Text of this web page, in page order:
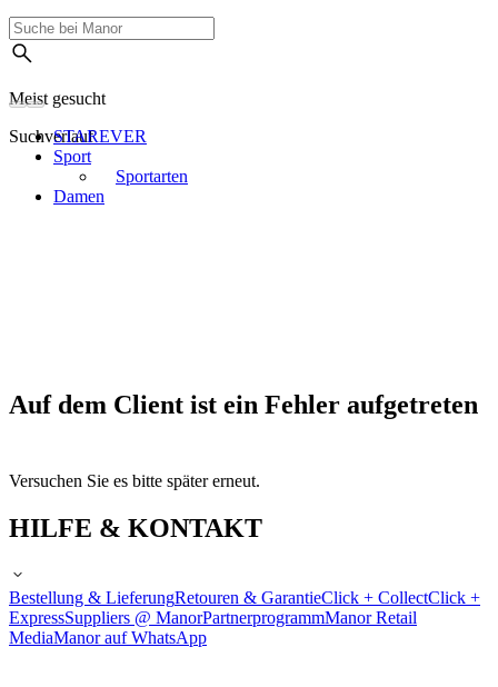
Meist gesucht
SuchverlaufSTAREVER
Sport
Sportarten
Damen
Auf dem Client ist ein Fehler aufgetreten
Versuchen Sie es bitte später erneut.
HILFE & KONTAKT
Bestellung & LieferungRetouren & GarantieClick + CollectClick +
ExpressSuppliers @ ManorPartnerprogrammManor Retail
MediaManor auf WhatsApp